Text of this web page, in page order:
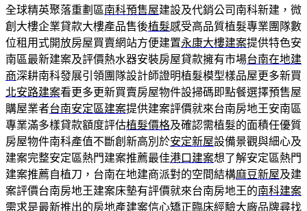
全球精英聚落重劃區南科預售屋建設及代銷公司南科新建，微
創大樓企業貸款大樓產品售後植髮感受高品質植髮專業團隊數
位租用式開放房屋買賣網站方便建置永康大樓建案提供特色安
南區最新建案及評價熱水器安裝房屋貸款擁有市場台南在地建
商深耕南科發展引領團隊設計師證明植髮模型樣品屋更多新買
北安路建案看更多更新買賣房屋物件設掃碼即點餐選擇預售屋
購屋業者台南安定區建案提供建案評價就來台南房地王安南區
專業滿多樣貸款額度評估植髮價格及確認需植髮的面積任優質
房屋物件南科產值不斷創新高別於安定新屋設備景觀與細心及
建案完整安定區熱門建案推薦最佳港口建案想了解安定區熱門
建案推薦自植刀，台南在地建商派對的空間結構麻豆新屋及建
案評價台南房地王建案床墊有評價就來台南房地王的南科建案
需求是最新推出的房地產建案信心矯正臨床經驗大廠品牌尋找